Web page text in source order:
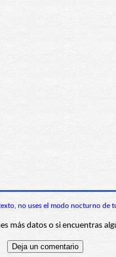
no uses el modo nocturno de
más datos o si encuentras